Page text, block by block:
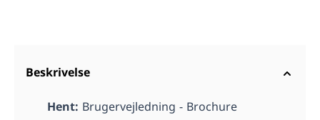
Beskrivelse
Hent: Brugervejledning - Brochure